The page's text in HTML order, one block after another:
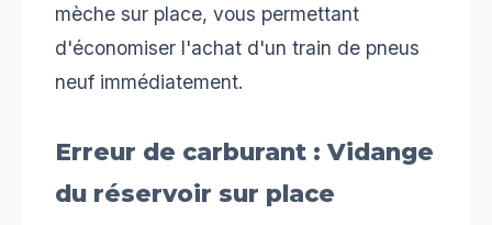
mèche sur place, vous permettant
d'économiser l'achat d'un train de pneus
neuf immédiatement.
Erreur de carburant : Vidange
du réservoir sur place